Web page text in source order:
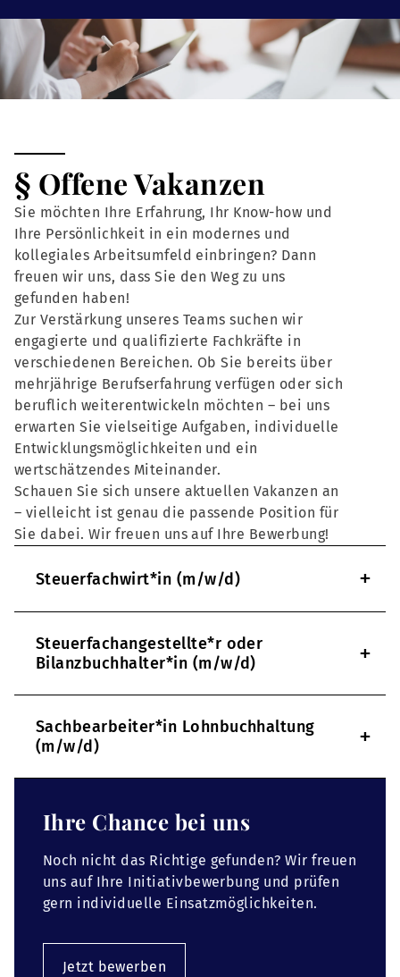
§ Offene Vakanzen
Sie möchten Ihre Erfahrung, Ihr Know-how und
Ihre Persönlichkeit in ein modernes und
kollegiales Arbeitsumfeld einbringen? Dann
freuen wir uns, dass Sie den Weg zu uns
gefunden haben!
Zur Verstärkung unseres Teams suchen wir
engagierte und qualifizierte Fachkräfte in
verschiedenen Bereichen. Ob Sie bereits über
mehrjährige Berufserfahrung verfügen oder sich
beruflich weiterentwickeln möchten – bei uns
erwarten Sie vielseitige Aufgaben, individuelle
Entwicklungsmöglichkeiten und ein
wertschätzendes Miteinander.
Schauen Sie sich unsere aktuellen Vakanzen an
– vielleicht ist genau die passende Position für
Sie dabei. Wir freuen uns auf Ihre Bewerbung!
Steuerfachwirt*in (m/w/d) +
Steuerfachangestellte*r oder
Bilanzbuchhalter*in (m/w/d)
+
Sachbearbeiter*in Lohnbuchhaltung
(m/w/d)
+
Ihre Chance bei uns
Noch nicht das Richtige gefunden? Wir freuen
uns auf Ihre Initiativbewerbung und prüfen
gern individuelle Einsatzmöglichkeiten.
Jetzt bewerben